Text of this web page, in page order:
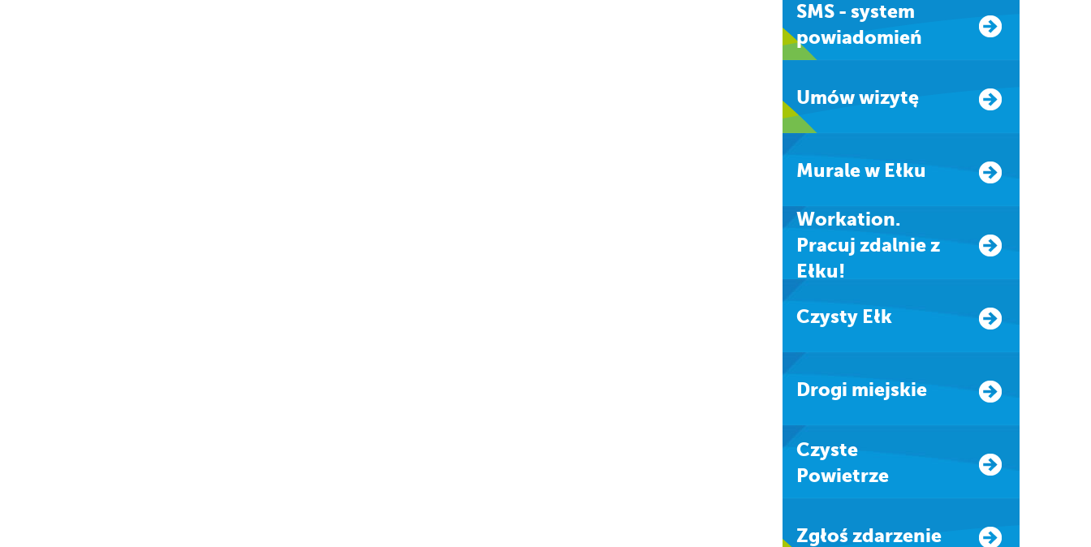
SMS - system
powiadomień
Umów wizytę
Murale w Ełku
Workation.
Pracuj zdalnie z
Ełku!
Czysty Ełk
Drogi miejskie
Czyste
Powietrze
Zgłoś zdarzenie